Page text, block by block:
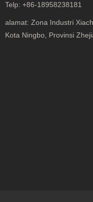
Telp: +86-18958238181
alamat: Zona Industri
Kota Ningbo, Provinsi